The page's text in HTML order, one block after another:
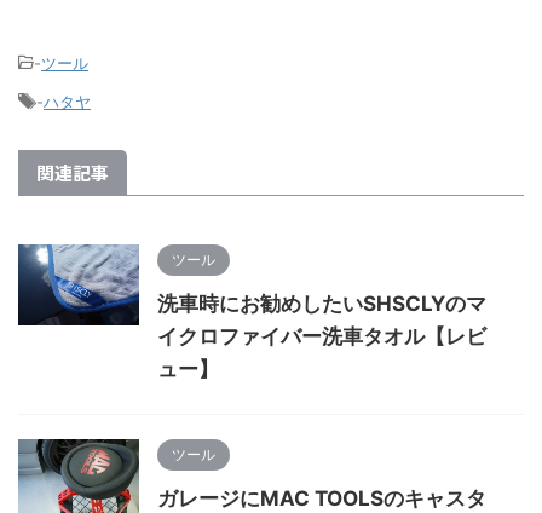
-ツール
-ハタヤ
関連記事
ツール
洗車時にお勧めしたいSHSCLYのマ
イクロファイバー洗車タオル【レビ
ュー】
ツール
ガレージにMAC TOOLSのキャスタ